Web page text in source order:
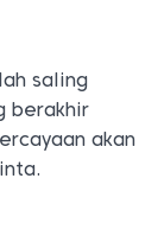
saling
berakhir
akan